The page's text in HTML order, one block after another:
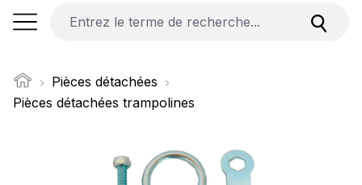
Pièces détachées
Pièces détachées trampolines
Ignorer la galerie d'images